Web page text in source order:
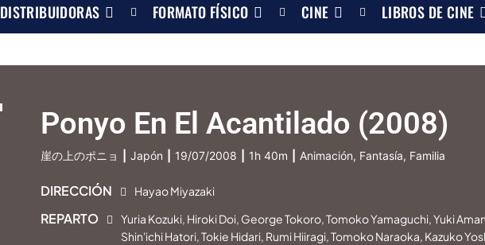
DISTRIBUIDORAS FORMATO FÍSICO CINE LIBROS DE CINE
Ponyo En El Acantilado (2008)
崖の上のポニョ Japón 19/07/2008 1h 40m Animación, Fantasía, Familia
DIRECCIÓN Hayao Miyazaki
REPARTO
Yuria Kozuki, Hiroki Doi, George Tokoro, Tomoko Yamaguchi, Yuki
Shin'ichi Hatori, Tokie Hidari, Rumi Hiiragi, Tomoko Naraoka, Kazuko